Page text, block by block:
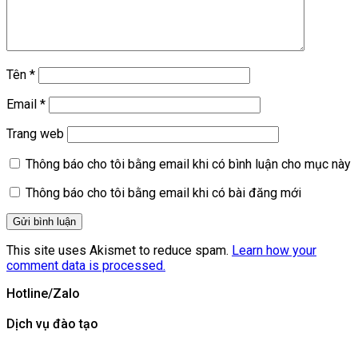
Tên *
Email *
Trang web
Thông báo cho tôi bằng email khi có bình luận cho mục này
Thông báo cho tôi bằng email khi có bài đăng mới
This site uses Akismet to reduce spam. Learn how your
comment data is processed.
Hotline/Zalo
Dịch vụ đào tạo